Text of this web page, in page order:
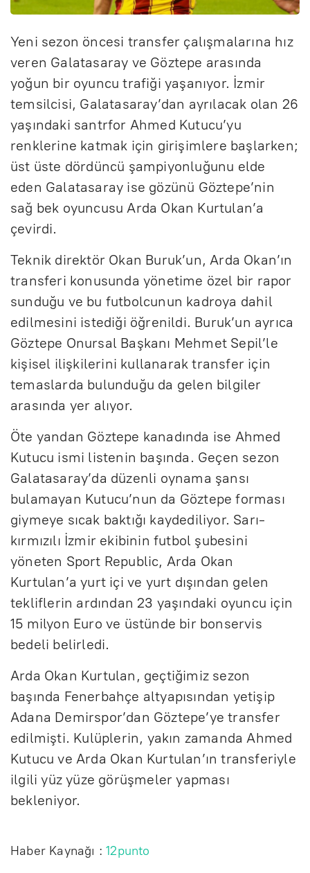
Yeni sezon öncesi transfer çalışmalarına hız
veren Galatasaray ve Göztepe arasında
yoğun bir oyuncu trafiği yaşanıyor. İzmir
temsilcisi, Galatasaray’dan ayrılacak olan 26
yaşındaki santrfor Ahmed Kutucu’yu
renklerine katmak için girişimlere başlarken;
üst üste dördüncü şampiyonluğunu elde
eden Galatasaray ise gözünü Göztepe’nin
sağ bek oyuncusu Arda Okan Kurtulan’a
çevirdi.
Teknik direktör Okan Buruk’un, Arda Okan’ın
transferi konusunda yönetime özel bir rapor
sunduğu ve bu futbolcunun kadroya dahil
edilmesini istediği öğrenildi. Buruk’un ayrıca
Göztepe Onursal Başkanı Mehmet Sepil’le
kişisel ilişkilerini kullanarak transfer için
temaslarda bulunduğu da gelen bilgiler
arasında yer alıyor.
Öte yandan Göztepe kanadında ise Ahmed
Kutucu ismi listenin başında. Geçen sezon
Galatasaray’da düzenli oynama şansı
bulamayan Kutucu’nun da Göztepe forması
giymeye sıcak baktığı kaydediliyor. Sarı-
kırmızılı İzmir ekibinin futbol şubesini
yöneten Sport Republic, Arda Okan
Kurtulan’a yurt içi ve yurt dışından gelen
tekliflerin ardından 23 yaşındaki oyuncu için
15 milyon Euro ve üstünde bir bonservis
bedeli belirledi.
Arda Okan Kurtulan, geçtiğimiz sezon
başında Fenerbahçe altyapısından yetişip
Adana Demirspor’dan Göztepe’ye transfer
edilmişti. Kulüplerin, yakın zamanda Ahmed
Kutucu ve Arda Okan Kurtulan’ın transferiyle
ilgili yüz yüze görüşmeler yapması
bekleniyor.
Haber Kaynağı :12punto